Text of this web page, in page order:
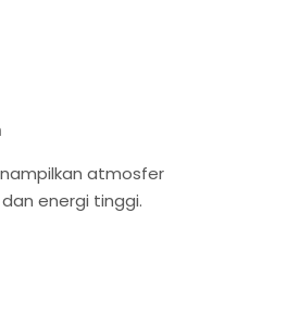
atmosfer
energi tinggi.